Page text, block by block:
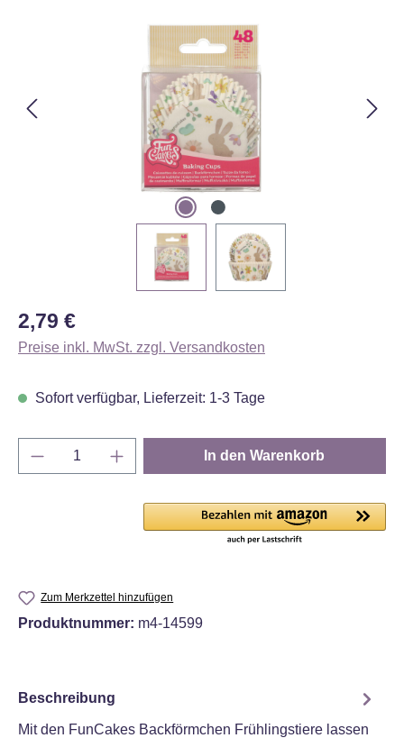
Regulärer Preis:
2,79 €
Preise inkl. MwSt. zzgl. Versandkosten
Sofort verfügbar, Lieferzeit: 1-3 Tage
Produkt Anzahl: Gib den gewünschten
In den Warenkorb
Zum Merkzettel hinzufügen
Produktnummer: m4-14599
Beschreibung
Mit den FunCakes Backförmchen Frühlingstiere lassen